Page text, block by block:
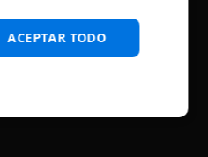
ACEPTAR TODO